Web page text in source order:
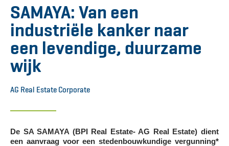
SAMAYA: Van een
industriële kanker naar
een levendige, duurzame
wijk
AG Real Estate Corporate
De SA SAMAYA (BPI Real Estate- AG Real Estate) dient
een aanvraag voor een stedenbouwkundige vergunning*